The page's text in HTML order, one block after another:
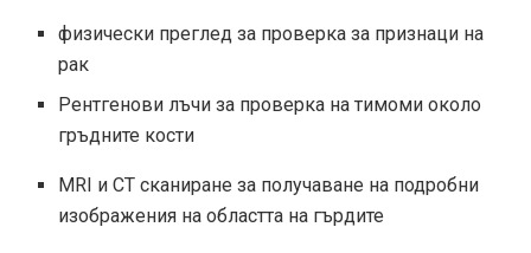
физически преглед за проверка за признаци на
рак
Рентгенови лъчи за проверка на тимоми около
гръдните кости
MRI и CT сканиране за получаване на подробни
изображения на областта на гърдите